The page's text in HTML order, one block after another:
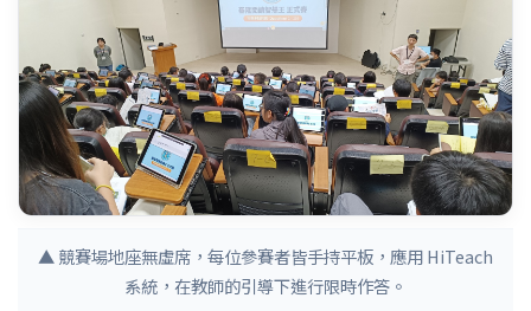
▲ 競賽場地座無虛席，每位參賽者皆手持平板，應用 HiTeach
系統，在教師的引導下進行限時作答。